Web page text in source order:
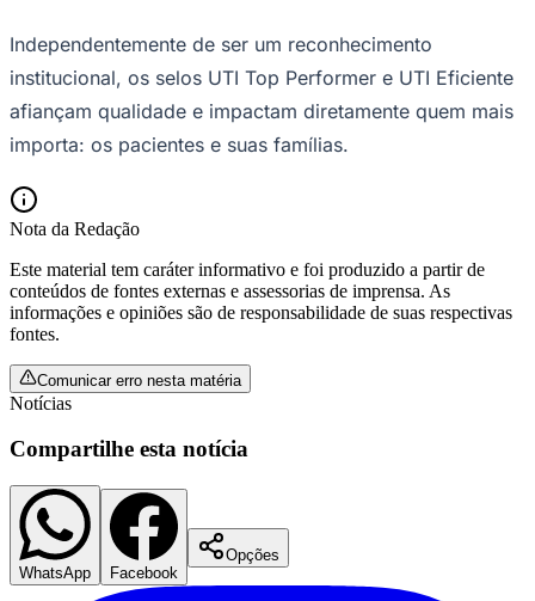
Flamengo
Independentemente de ser um reconhecimento
institucional, os selos UTI Top Performer e UTI Eficiente
afiançam qualidade e impactam diretamente quem mais
importa: os pacientes e suas famílias.
Nota da Redação
Este material tem caráter informativo e foi produzido a partir de
conteúdos de fontes externas e assessorias de imprensa. As
informações e opiniões são de responsabilidade de suas respectivas
fontes.
Comunicar erro nesta matéria
Notícias
Compartilhe esta notícia
WhatsApp Facebook
Opções